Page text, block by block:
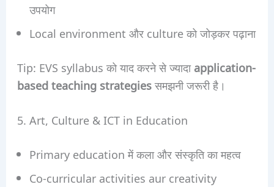
उपयोग
Local environment और culture को जोड़कर पढ़ाना
Tip: EVS syllabus को याद करने से ज्यादाapplication-
based teaching strategiesसमझनी जरूरी है।
5. Art, Culture & ICT in Education
Primary education में कला और संस्कृति का महत्व
Co-curricular activities aur creativity